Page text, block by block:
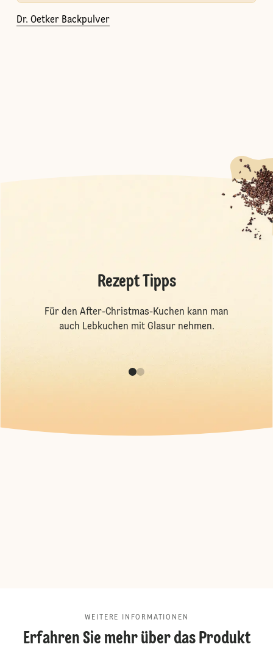
Dr. Oetker Backpulver
Rezept Tipps
Für den After-Christmas-Kuchen kann man
auch Lebkuchen mit Glasur nehmen.
WEITERE INFORMATIONEN
Erfahren Sie mehr über das Produkt